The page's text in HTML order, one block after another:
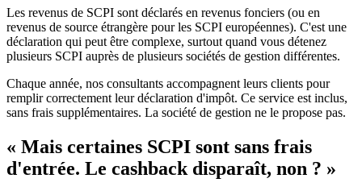
Les revenus de SCPI sont déclarés en revenus fonciers (ou en
revenus de source étrangère pour les SCPI européennes). C'est une
déclaration qui peut être complexe, surtout quand vous détenez
plusieurs SCPI auprès de plusieurs sociétés de gestion différentes.
Chaque année, nos consultants accompagnent leurs clients pour
remplir correctement leur déclaration d'impôt. Ce service est inclus,
sans frais supplémentaires. La société de gestion ne le propose pas.
« Mais certaines SCPI sont sans frais
d'entrée. Le cashback disparaît, non ? »